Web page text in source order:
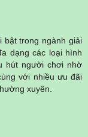
bật trong ngành giải
dạng các loại hình
hút người chơi nhờ
với nhiều ưu đãi
xuyên.